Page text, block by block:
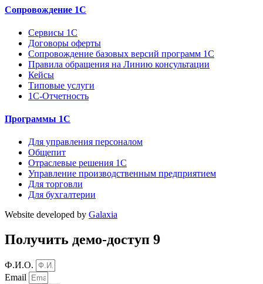
Сопровождение 1С
Сервисы 1С
Договоры оферты
Сопровождение базовых версий программ 1С
Правила обращения на Линию консультации
Кейсы
Типовые услуги
1С-Отчетность
Программы 1С
Для управления персоналом
Общепит
Отраслевые решения 1С
Управление производственным предприятием
Для торговли
Для бухгалтерии
Website developed by Galaxia
Получить демо-доступ 9
Ф.И.О.
Email